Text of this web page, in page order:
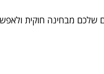
שלכם מבחינה חוקית